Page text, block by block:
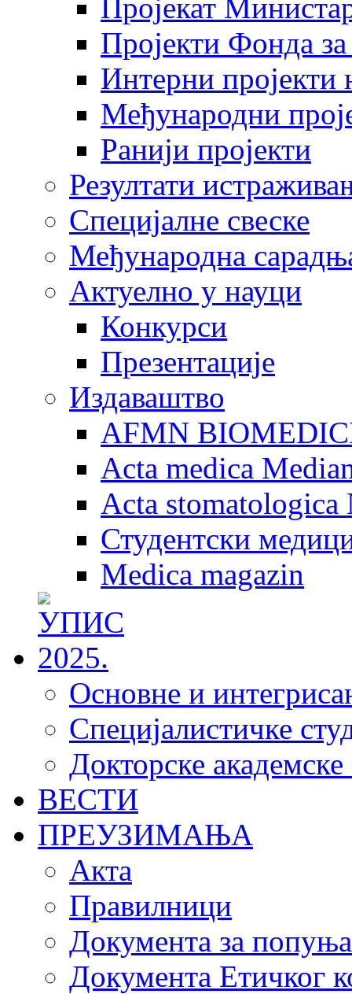
Пројекат
Пројекти Фонда
Интерни пројекти
Међународни
Ранији пројекти
Резултати
Специјалне свеске
Међународна
Актуелно у науци
Конкурси
Презентације
Издаваштво
AFMN
Acta medica
Acta stomatologica
Студентски
Medica magazin
Основне и
Специјалистичке
Докторске академске
ВЕСТИ
ПРЕУЗИМАЊА
Акта
Правилници
Документа за
Документа Етичког